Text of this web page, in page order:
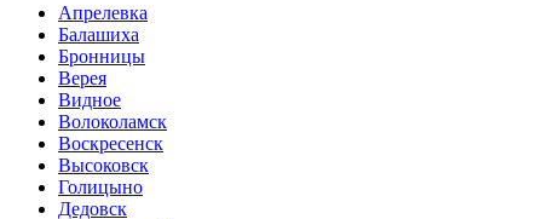
Апрелевка
Балашиха
Бронницы
Верея
Видное
Волоколамск
Воскресенск
Высоковск
Голицыно
Дедовск